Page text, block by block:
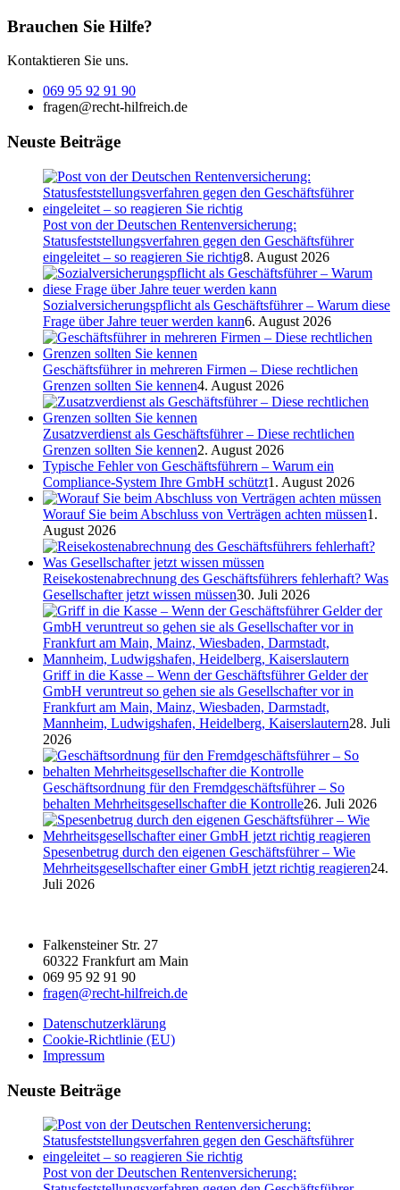
Brauchen Sie Hilfe?
Kontaktieren Sie uns.
069 95 92 91 90
fragen@recht-hilfreich.de
Neuste Beiträge
Post von der Deutschen Rentenversicherung:
Statusfeststellungsverfahren gegen den Geschäftsführer
eingeleitet – so reagieren Sie richtig8. August 2026
Sozialversicherungspflicht als Geschäftsführer – Warum diese
Frage über Jahre teuer werden kann6. August 2026
Geschäftsführer in mehreren Firmen – Diese rechtlichen
Grenzen sollten Sie kennen4. August 2026
Zusatzverdienst als Geschäftsführer – Diese rechtlichen
Grenzen sollten Sie kennen2. August 2026
Typische Fehler von Geschäftsführern – Warum ein
Compliance-System Ihre GmbH schützt1. August 2026
Worauf Sie beim Abschluss von Verträgen achten müssen1.
August 2026
Reisekostenabrechnung des Geschäftsführers fehlerhaft? Was
Gesellschafter jetzt wissen müssen30. Juli 2026
Griff in die Kasse – Wenn der Geschäftsführer Gelder der
GmbH veruntreut so gehen sie als Gesellschafter vor in
Frankfurt am Main, Mainz, Wiesbaden, Darmstadt,
Mannheim, Ludwigshafen, Heidelberg, Kaiserslautern28. Juli
2026
Geschäftsordnung für den Fremdgeschäftsführer – So
behalten Mehrheitsgesellschafter die Kontrolle26. Juli 2026
Spesenbetrug durch den eigenen Geschäftsführer – Wie
Mehrheitsgesellschafter einer GmbH jetzt richtig reagieren24.
Juli 2026
Falkensteiner Str. 27
60322 Frankfurt am Main
069 95 92 91 90
fragen@recht-hilfreich.de
Datenschutzerklärung
Cookie-Richtlinie (EU)
Impressum
Neuste Beiträge
Post von der Deutschen Rentenversicherung: